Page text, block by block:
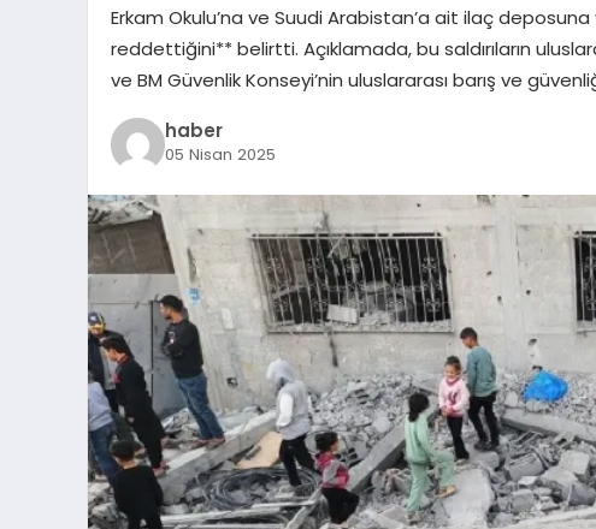
Erkam Okulu’na ve Suudi Arabistan’a ait ilaç deposuna
reddettiğini** belirtti. Açıklamada, bu saldırıların
ve BM Güvenlik Konseyi’nin uluslararası barış ve
haber
05 Nisan 2025